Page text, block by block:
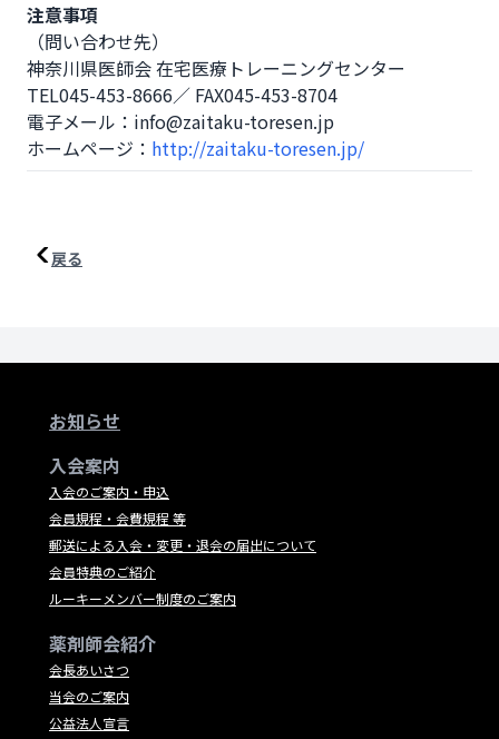
注意事項
（問い合わせ先）
神奈川県医師会 在宅医療トレーニングセンター
TEL045-453-8666／ FAX045-453-8704
電子メール：info@zaitaku-toresen.jp
ホームページ： http://zaitaku-toresen.jp/
戻る
お知らせ
入会案内
入会のご案内・申込
会員規程・会費規程 等
郵送による入会・変更・退会の届出について
会員特典のご紹介
ルーキーメンバー制度のご案内
薬剤師会紹介
会長あいさつ
当会のご案内
公益法人宣言